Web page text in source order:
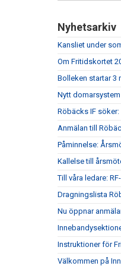
Nyhetsarkiv
Kansliet under
Om Fritidskortet
Bolleken startar 3
Nytt
Röbäcks IF
Anmälan till
Påminnelse:
Kallelse till
Till våra ledare:
Dragningslista
Nu öppnar
Instruktioner för
Välkommen på